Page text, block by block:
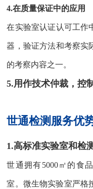
4.在质量保证中的应用
在实验室认证认可工作
器，验证方法和考察实
的考察内容之一。
5.用作技术仲裁，控
世通检测服务优
1.高标准实验室和检
世通拥有5000㎡的食
室。微生物实验室严格